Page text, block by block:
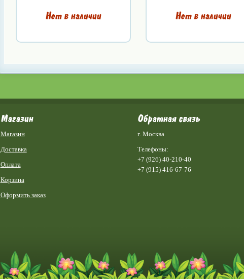
Нет в наличии
Нет в наличии
Магазин
Магазин
Доставка
Оплата
Корзина
Оформить заказ
Обратная связь
г. Москва
Телефоны:
+7 (926) 40-210-40
+7 (915) 416-67-76